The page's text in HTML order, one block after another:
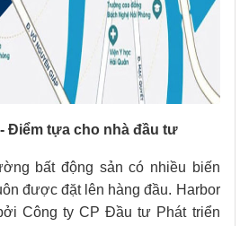
Điểm tựa cho nhà đầu tư
bất động sản có nhiều biến
được đặt lên hàng đầu. Harbor
Công ty CP Đầu tư Phát triển